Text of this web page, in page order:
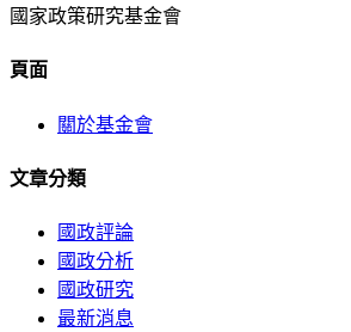
國家政策研究基金會
頁面
關於基金會
文章分類
國政評論
國政分析
國政研究
最新消息